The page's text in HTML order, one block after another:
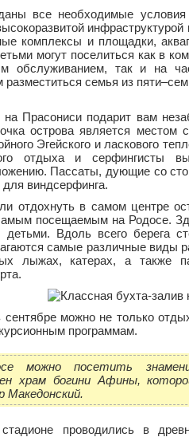
все необходимые
комплексы и площадки,
могут поселиться как в
обслуживанием, так и на
семья из
на Прасониси подарит вам
острова является местом
Эгейского и ласкового
отдыха и серфингисты
Пассаты, дующие со
виндсерфинга.
отдохнуть в самом центре
посещаемым на Родосе.
детьми. Вдоль всего берега
самые различные виды
лыжах, катерах, а также
можно не только
программам.
можно посетить
храм богини Афины,
Македонский.
проводились в